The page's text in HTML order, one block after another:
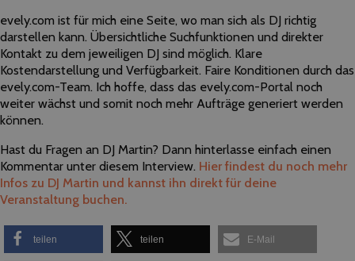
evely.com ist für mich eine Seite, wo man sich als DJ richtig
darstellen kann. Übersichtliche Suchfunktionen und direkter
Kontakt zu dem jeweiligen DJ sind möglich. Klare
Kostendarstellung und Verfügbarkeit. Faire Konditionen durch das
evely.com-Team. Ich hoffe, dass das evely.com-Portal noch
weiter wächst und somit noch mehr Aufträge generiert werden
können.
Hast du Fragen an DJ Martin? Dann hinterlasse einfach einen
Kommentar unter diesem Interview. Hier findest du noch mehr
Infos zu DJ Martin und kannst ihn direkt für deine
Veranstaltung buchen.
teilen teilen E-Mail